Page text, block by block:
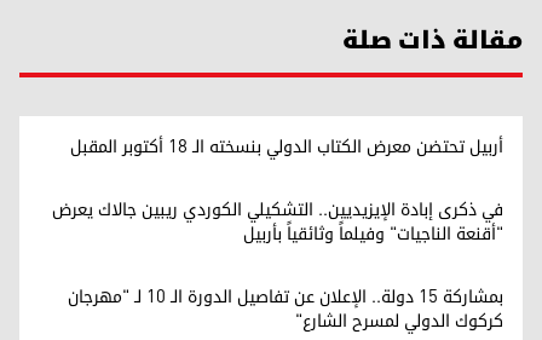
مقالة ذات صلة
أربيل تحتضن معرض الكتاب الدولي بنسخته الـ 18 أكتوبر المقبل
في ذكرى إبادة الإيزيديين.. التشكيلي الكوردي ريبين جالاك يعرض
"أقنعة الناجيات" وفيلماً وثائقياً بأربيل
بمشاركة 15 دولة.. الإعلان عن تفاصيل الدورة الـ 10 لـ "مهرجان
كركوك الدولي لمسرح الشارع"